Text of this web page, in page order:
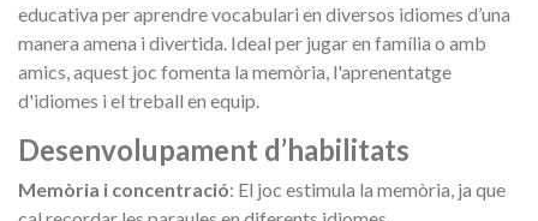
educativa per aprendre vocabulari en diversos idiomes d’una
manera amena i divertida. Ideal per jugar en família o amb
amics, aquest joc fomenta la memòria, l'aprenentatge
d'idiomes i el treball en equip.
Desenvolupament d’habilitats
Memòria i concentració: El joc estimula la memòria, ja que